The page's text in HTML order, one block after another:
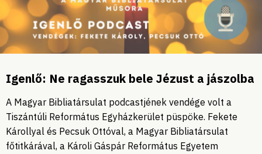
Igenlő: Ne ragasszuk bele Jézust a jászolba
A Magyar Bibliatársulat podcastjének vendége volt a
Tiszántúli Református Egyházkerület püspöke. Fekete
Károllyal és Pecsuk Ottóval, a Magyar Bibliatársulat
főtitkárával, a Károli Gáspár Református Egyetem